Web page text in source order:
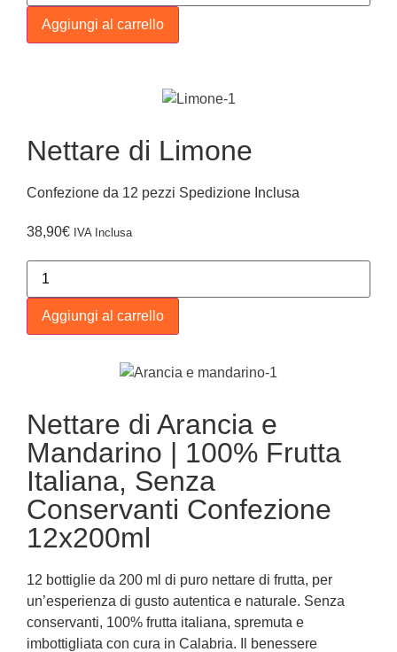
Aggiungi al carrello
Nettare di Limone
Confezione da 12 pezzi Spedizione Inclusa
38,90€ IVA Inclusa
Aggiungi al carrello
Nettare di Arancia e
Mandarino | 100% Frutta
Italiana, Senza
Conservanti Confezione
12x200ml
12 bottiglie da 200 ml di puro nettare di frutta, per
un’esperienza di gusto autentica e naturale. Senza
conservanti, 100% frutta italiana, spremuta e
imbottigliata con cura in Calabria. Il benessere